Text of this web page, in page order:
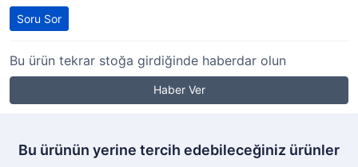
Soru Sor
Bu ürün tekrar stoğa girdiğinde haberdar olun
Haber Ver
Bu ürünün yerine tercih edebileceğiniz ürünler